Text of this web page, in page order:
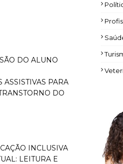
DO ALUNO
PARA
DO
INCLUSIVA
LEITURA E